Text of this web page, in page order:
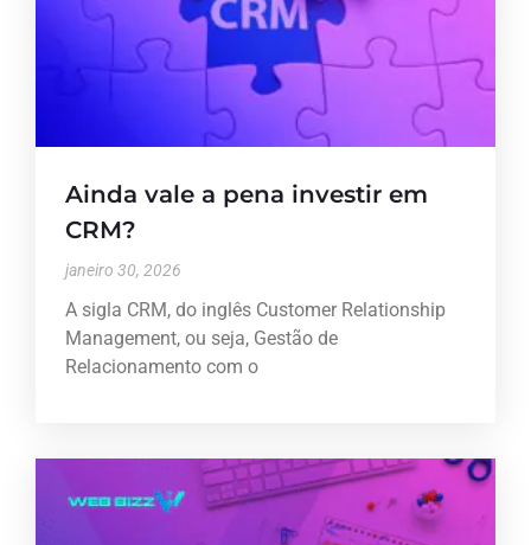
Ainda vale a pena investir em
CRM?
janeiro 30, 2026
A sigla CRM, do inglês Customer Relationship
Management, ou seja, Gestão de
Relacionamento com o